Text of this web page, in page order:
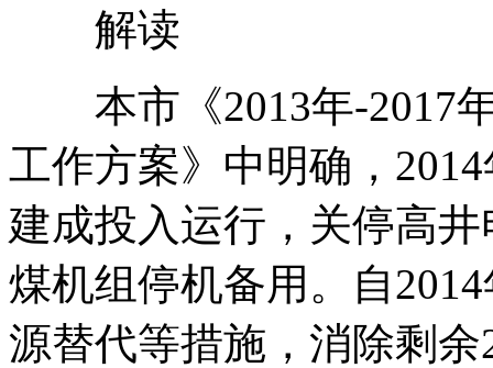
解读
本市《2013年-2017年
工作方案》中明确，
建成投入运行，关停高
煤机组停机备用。自
源替代等措施，消除剩